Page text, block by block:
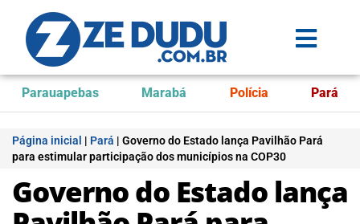
Parauapebas Marabá Polícia Pará
Página inicial | Pará | Governo do Estado lança Pavilhão Pará
para estimular participação dos municípios na COP30
Governo do Estado lança